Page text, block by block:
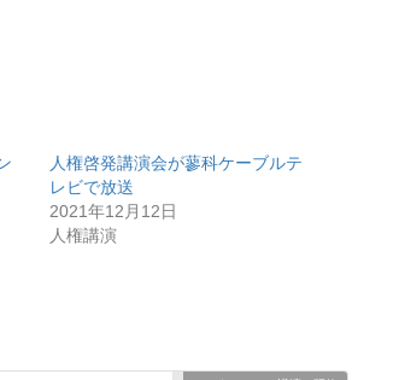
人権啓発講演会が蓼科ケーブルテ
レビで放送
2021年12月12日
人権講演